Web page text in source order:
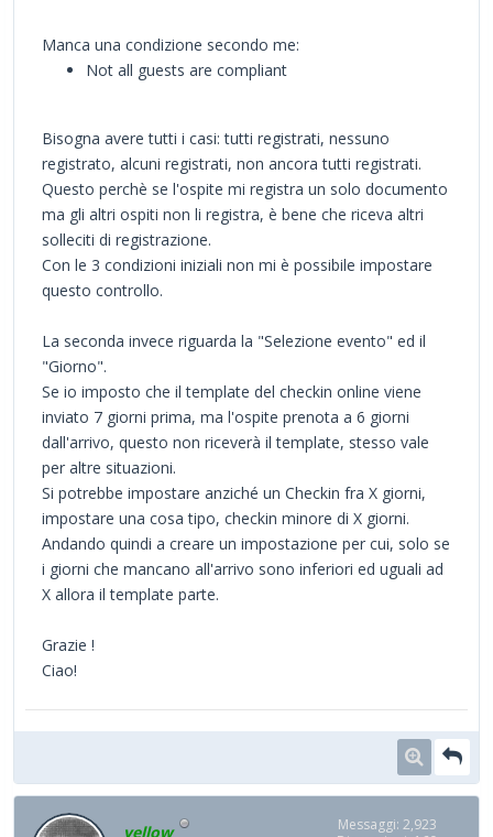
Manca una condizione secondo me:
Not all guests are compliant
Bisogna avere tutti i casi: tutti registrati, nessuno
registrato, alcuni registrati, non ancora tutti registrati.
Questo perchè se l'ospite mi registra un solo documento
ma gli altri ospiti non li registra, è bene che riceva altri
solleciti di registrazione.
Con le 3 condizioni iniziali non mi è possibile impostare
questo controllo.
La seconda invece riguarda la "Selezione evento" ed il
"Giorno".
Se io imposto che il template del checkin online viene
inviato 7 giorni prima, ma l'ospite prenota a 6 giorni
dall'arrivo, questo non riceverà il template, stesso vale
per altre situazioni.
Si potrebbe impostare anziché un Checkin fra X giorni,
impostare una cosa tipo, checkin minore di X giorni.
Andando quindi a creare un impostazione per cui, solo se
i giorni che mancano all'arrivo sono inferiori ed uguali ad
X allora il template parte.
Grazie !
Ciao!
yellow
Messaggi: 2,923